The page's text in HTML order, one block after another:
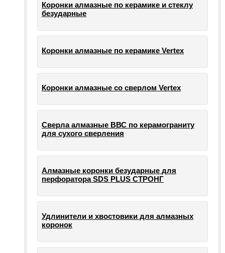
Коронки алмазные по керамике и стеклу
безударные
Коронки алмазные по керамике Vertex
Коронки алмазные со сверлом Vertex
Сверла алмазные ВВС по керамограниту
для сухого сверления
Алмазные коронки безударные для
перфоратора SDS PLUS СТРОНГ
Удлинители и хвостовики для алмазных
коронок